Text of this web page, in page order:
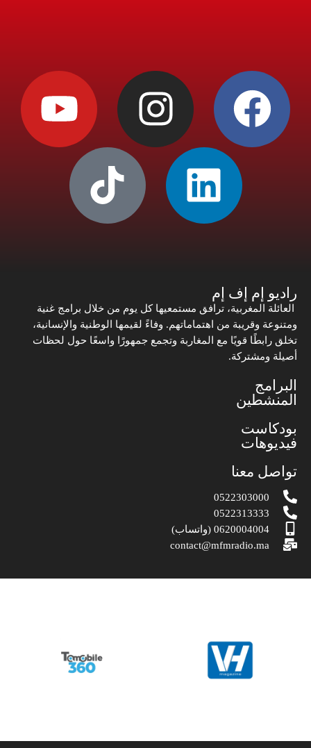
راديو إم إف إم
العائلة المغربية، ترافق مستمعيها كل يوم من خلال برامج غنية
ومتنوعة وقريبة من اهتماماتهم. وفاءً لقيمها الوطنية والإنسانية،
تخلق رابطًا قويًا مع المغاربة وتجمع جمهورًا واسعًا حول لحظات
أصيلة ومشتركة.
البرامج
المنشطين
بودكاست
فيديوهات
تواصل معنا
0522303000
0522313333
0620004004 (واتساب)
contact@mfmradio.ma